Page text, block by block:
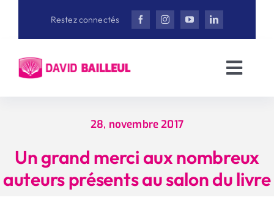
Restez connectés
Actualités
28, novembre 2017
Un grand merci aux nombreux
auteurs présents au salon du livre